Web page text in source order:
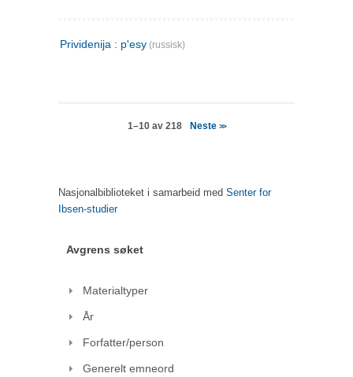
Prividenija : p'esy (russisk)
1–10 av 218 Neste >>
Nasjonalbiblioteket i samarbeid med Senter for
Ibsen-studier
Avgrens søket
Materialtyper
År
Forfatter/person
Generelt emneord